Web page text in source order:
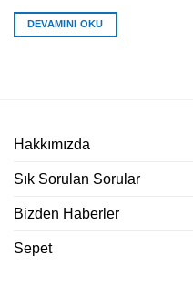
DEVAMINI OKU
Hakkımızda
Sık Sorulan Sorular
Bizden Haberler
Sepet